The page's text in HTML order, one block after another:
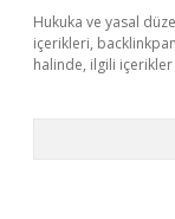
Hukuka ve yasal
içerikleri,
halinde, ilgili içerikler